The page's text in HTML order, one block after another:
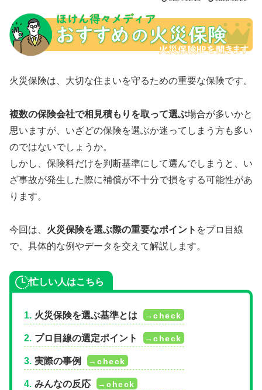
火災保険は、大切な住まいを守るための重要な保険です。
複数の保険会社で相見積もりを取って選ぶ場合が多いかと
思いますが、いざどの保険を選ぶか迷ってしまう方も多い
のではないでしょうか。
しかし、保険料だけを判断基準にして選んでしまうと、い
ざ事故が発生した際に補償が不十分で損をする可能性があ
ります。
今回は、 火災保険を選ぶ際の重要なポイント をプロ目線
で、具体的な例やデータを交えて解説します。
忙しい人はこちら
火災保険を選ぶ基準とは
プロ目線の選定ポイント
実際の事例
みんなの反応